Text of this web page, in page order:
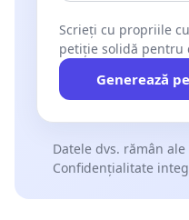
Scrieți cu propriile
petiție solidă pentru
Generează
Datele dvs. rămân ale
Confidențialitate